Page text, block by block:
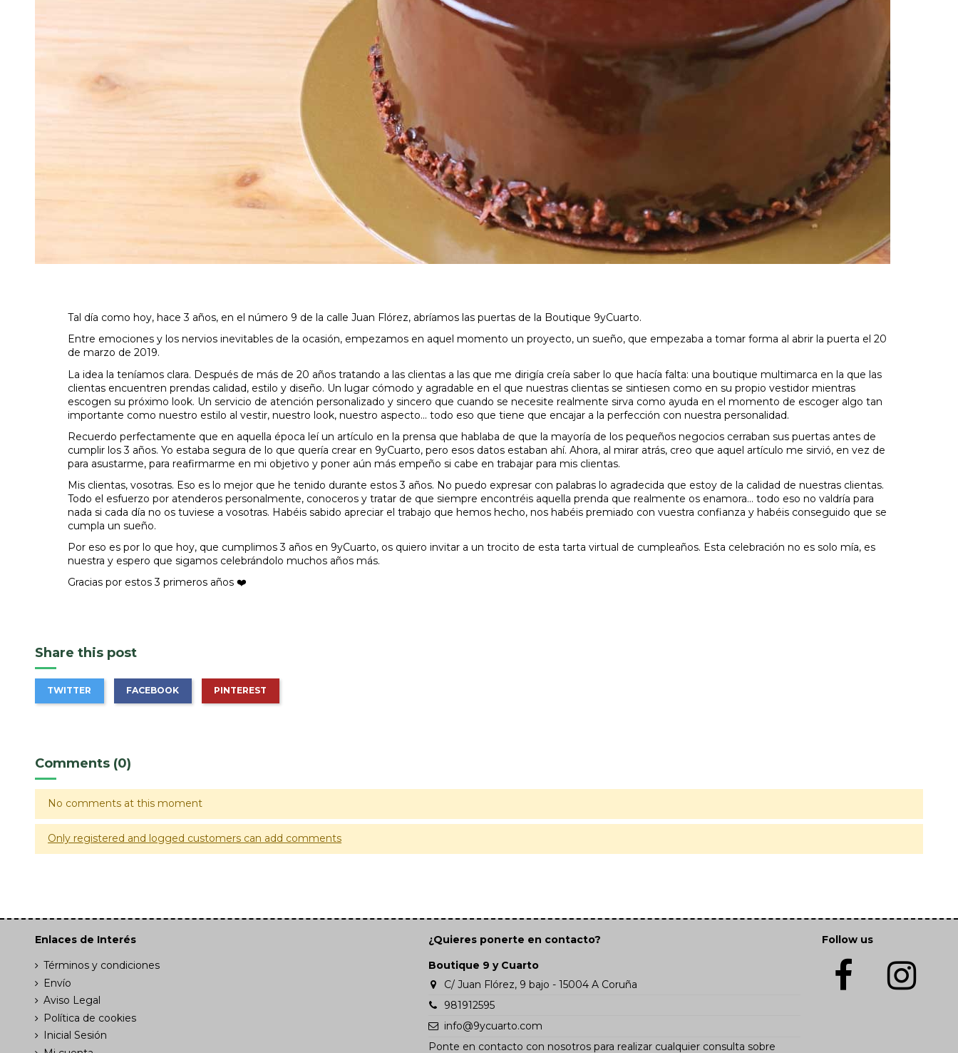
Tal día como hoy, hace 3 años, en el número 9 de la calle Juan Flórez, abríamos las puertas de la Boutique 9yCuarto.
Entre emociones y los nervios inevitables de la ocasión, empezamos en aquel momento un proyecto, un sueño, que empezaba a tomar forma al abrir la puerta el 20
de marzo de 2019.
La idea la teníamos clara. Después de más de 20 años tratando a las clientas a las que me dirigía creía saber lo que hacía falta: una boutique multimarca en la que las
clientas encuentren prendas calidad, estilo y diseño. Un lugar cómodo y agradable en el que nuestras clientas se sintiesen como en su propio vestidor mientras
escogen su próximo look. Un servicio de atención personalizado y sincero que cuando se necesite realmente sirva como ayuda en el momento de escoger algo tan
importante como nuestro estilo al vestir, nuestro look, nuestro aspecto... todo eso que tiene que encajar a la perfección con nuestra personalidad.
Recuerdo perfectamente que en aquella época leí un artículo en la prensa que hablaba de que la mayoría de los pequeños negocios cerraban sus puertas antes de
cumplir los 3 años. Yo estaba segura de lo que quería crear en 9yCuarto, pero esos datos estaban ahí. Ahora, al mirar atrás, creo que aquel artículo me sirvió, en vez de
para asustarme, para reafirmarme en mi objetivo y poner aún más empeño si cabe en trabajar para mis clientas.
Mis clientas, vosotras. Eso es lo mejor que he tenido durante estos 3 años. No puedo expresar con palabras lo agradecida que estoy de la calidad de nuestras clientas.
Todo el esfuerzo por atenderos personalmente, conoceros y tratar de que siempre encontréis aquella prenda que realmente os enamora... todo eso no valdría para
nada si cada día no os tuviese a vosotras. Habéis sabido apreciar el trabajo que hemos hecho, nos habéis premiado con vuestra confianza y habéis conseguido que se
cumpla un sueño.
Por eso es por lo que hoy, que cumplimos 3 años en 9yCuarto, os quiero invitar a un trocito de esta tarta virtual de cumpleaños. Esta celebración no es solo mía, es
nuestra y espero que sigamos celebrándolo muchos años más.
Gracias por estos 3 primeros años ❤️
Share this post
TWITTER FACEBOOK PINTEREST
Comments (0)
No comments at this moment
Only registered and logged customers can add comments
Enlaces de Interés
Términos y condiciones
Envío
Aviso Legal
Política de cookies
Inicial Sesión
¿Quieres ponerte en contacto?
Boutique 9 y Cuarto
C/ Juan Flórez, 9 bajo - 15004 A Coruña
981912595
info@9ycuarto.com
Ponte en contacto con nosotros para realizar cualquier consulta sobre
Follow us